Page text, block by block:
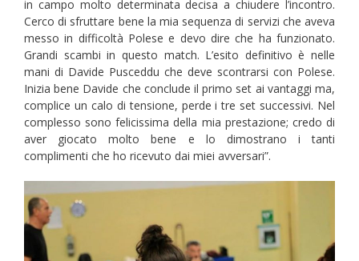
in campo molto determinata decisa a chiudere l’incontro.
Cerco di sfruttare bene la mia sequenza di servizi che aveva
messo in difficoltà Polese e devo dire che ha funzionato.
Grandi scambi in questo match. L’esito definitivo è nelle
mani di Davide Pusceddu che deve scontrarsi con Polese.
Inizia bene Davide che conclude il primo set ai vantaggi ma,
complice un calo di tensione, perde i tre set successivi. Nel
complesso sono felicissima della mia prestazione; credo di
aver giocato molto bene e lo dimostrano i tanti
complimenti che ho ricevuto dai miei avversari”.